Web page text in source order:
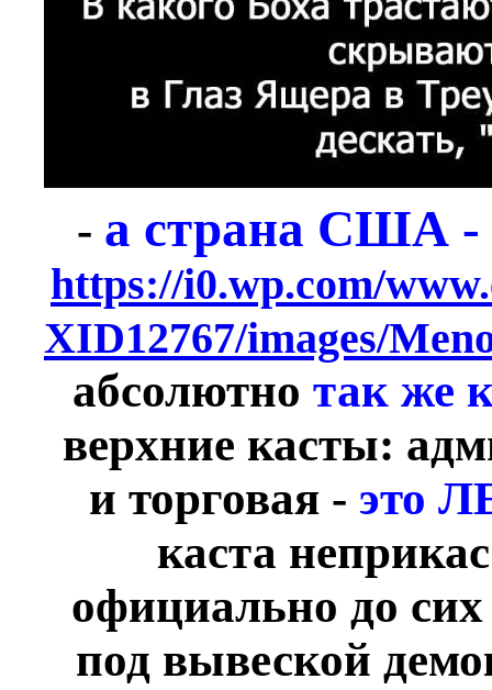
- а страна США -
https://i0.wp.com/
XID12767/images/
абсолютно так же
верхние касты:
и торговая - это
каста
официально до
под вывеской